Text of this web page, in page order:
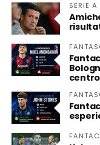
SERIE A